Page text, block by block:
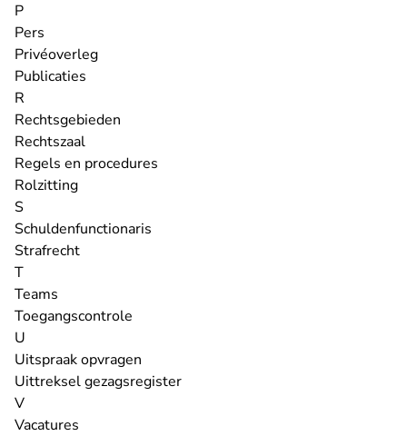
P
Pers
Privéoverleg
Publicaties
R
Rechtsgebieden
Rechtszaal
Regels en procedures
Rolzitting
S
Schuldenfunctionaris
Strafrecht
T
Teams
Toegangscontrole
U
Uitspraak opvragen
Uittreksel gezagsregister
V
Vacatures